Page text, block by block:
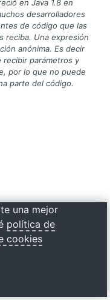
en Java 1.8 en
desarrolladores
de código que las
reciba. Una expresión
anónima. Es decir
parámetros y
por lo que no puede
parte del código.
una mejor
política de
cookies